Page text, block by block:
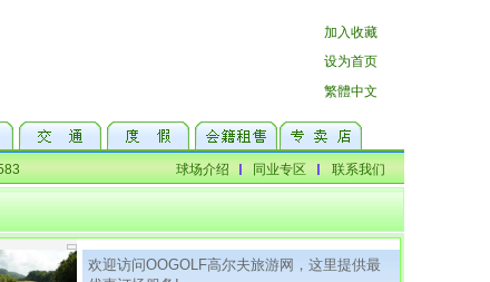
欢迎访问OOGOLF高尔夫旅游网，这里提供最